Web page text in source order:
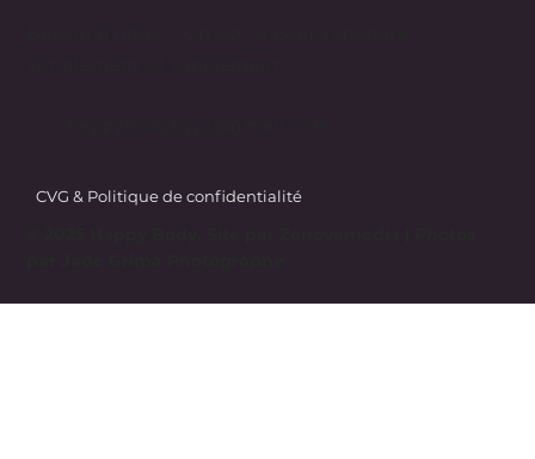
CVG & Politique de confidentialité